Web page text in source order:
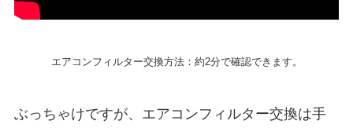
エアコンフィルター交換方法：約2分で確認できます。
ぶっちゃけですが、エアコンフィルター交換は手